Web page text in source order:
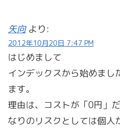
矢向 より:
2012年10月20日 7:47 PM
はじめまして
インデックスから始めまし
ます。
理由は、コストが「0円」
なりのリスクとしては個人